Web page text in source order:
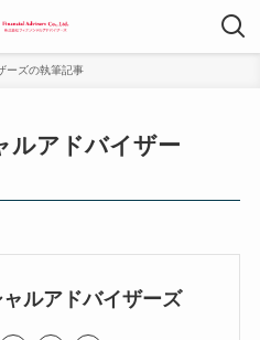
ーズの執筆記事
ルアドバイザー
ャルアドバイザーズ